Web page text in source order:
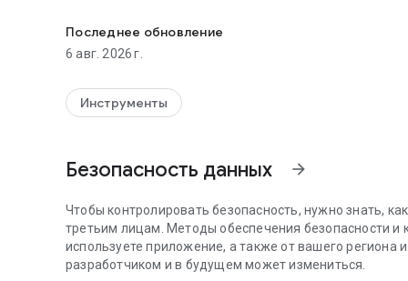
работающий на базе ИИ
■Помощник Avast: предоставление ответов от
Защитите конфиденциальность с помощью
приложениях.Защитите свое устройство от
Обезопасьте себя от мошенничества благодаря
писем.
Бесплатные функции
✔Антивирусное ядро
Последнее обновление
6 авг. 2026 г.
Инструменты
Безопасность данных arrow_forward
Чтобы контролировать безопасность, нужно знать,
третьим лицам. Методы обеспечения безопасности и
используете приложение, а также от вашего
разработчиком и в будущем может измениться.